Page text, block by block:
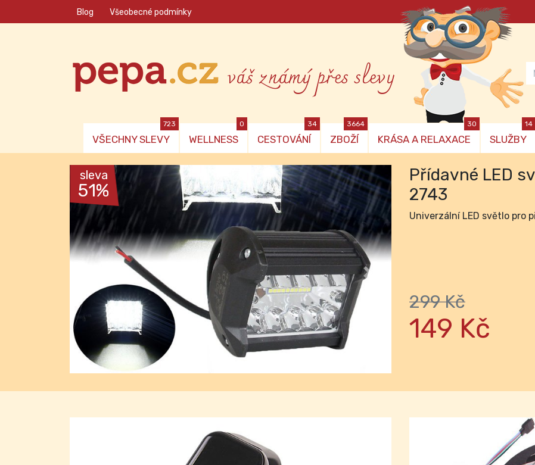
Blog Všeobecné podmínky
váš známý přes slevy
VŠECHNY SLEVY
723
WELLNESS
0
CESTOVÁNÍ
34
ZBOŽÍ
3664
KRÁSA A RELAXACE
30
SLUŽBY
14
sleva
51%
Next
Přídavné LED
2743
Univerzální LED světlo pro
299 Kč
149 Kč